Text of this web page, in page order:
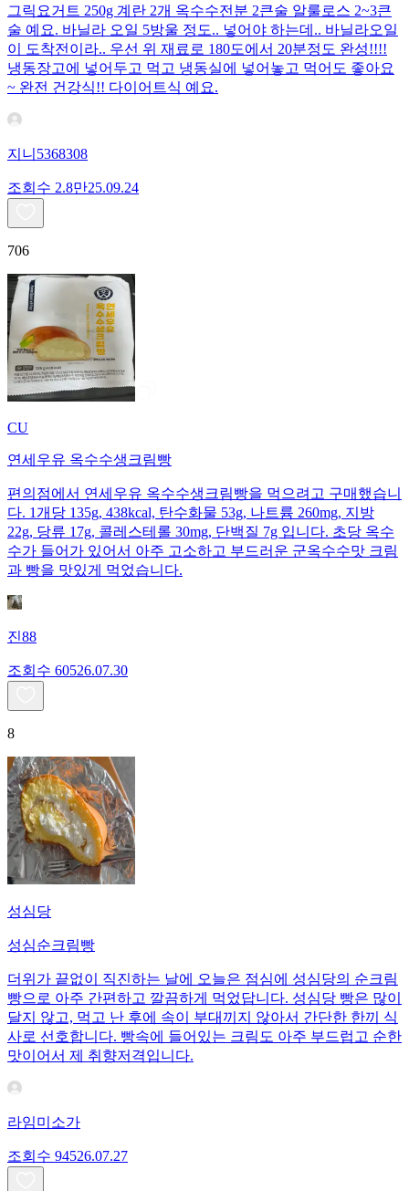
그릭요거트 250g 계란 2개 옥수수전분 2큰술 알룰로스 2~3큰
술 예요. 바닐라 오일 5방울 정도.. 넣어야 하는데.. 바닐라오일
이 도착전이라.. 우선 위 재료로 180도에서 20분정도 완성!!!!
냉동장고에 넣어두고 먹고 냉동실에 넣어놓고 먹어도 좋아요
~ 완전 건강식!! 다이어트식 예요.
지니5368308
조회수 2.8만25.09.24
706
CU
연세우유 옥수수생크림빵
편의점에서 연세우유 옥수수생크림빵을 먹으려고 구매했습니
다. 1개당 135g, 438kcal, 탄수화물 53g, 나트륨 260mg, 지방
22g, 당류 17g, 콜레스테롤 30mg, 단백질 7g 입니다. 초당 옥수
수가 들어가 있어서 아주 고소하고 부드러운 군옥수수맛 크림
과 빵을 맛있게 먹었습니다.
진88
조회수 60526.07.30
8
성심당
성심순크림빵
더위가 끝없이 직진하는 날에 오늘은 점심에 성심당의 순크림
빵으로 아주 간편하고 깔끔하게 먹었답니다. 성심당 빵은 많이
달지 않고, 먹고 난 후에 속이 부대끼지 않아서 간단한 한끼 식
사로 선호합니다. 빵속에 들어있는 크림도 아주 부드럽고 순한
맛이어서 제 취향저격입니다.
라임미소가
조회수 94526.07.27